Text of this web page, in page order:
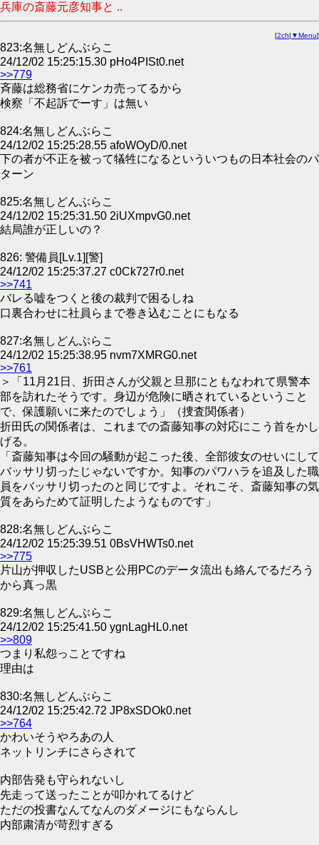
兵庫の斎藤元彦知事と ..
[2ch| ▼Menu]
823:名無しどんぶらこ
24/12/02 15:25:15.30 pHo4PISt0.net
>>779
斉藤は総務省にケンカ売ってるから
検察「不起訴でーす」は無い
824:名無しどんぶらこ
24/12/02 15:25:28.55 afoWOyD/0.net
下の者が不正を被って犠牲になるといういつもの日本社会のパ
ターン
825:名無しどんぶらこ
24/12/02 15:25:31.50 2iUXmpvG0.net
結局誰が正しいの？
826: 警備員[Lv.1][警]
24/12/02 15:25:37.27 c0Ck727r0.net
>>741
バレる嘘をつくと後の裁判で困るしね
口裏合わせに社員らまで巻き込むことにもなる
827:名無しどんぶらこ
24/12/02 15:25:38.95 nvm7XMRG0.net
>>761
＞「11月21日、折田さんが父親と旦那にともなわれて県警本
部を訪れたそうです。身辺が危険に晒されているということ
で、保護願いに来たのでしょう」（捜査関係者）
折田氏の関係者は、これまでの斎藤知事の対応にこう首をかし
げる。
「斎藤知事は今回の騒動が起こった後、全部彼女のせいにして
バッサリ切ったじゃないですか。知事のパワハラを追及した職
員をバッサリ切ったのと同じですよ。それこそ、斎藤知事の気
質をあらためて証明したようなものです」
828:名無しどんぶらこ
24/12/02 15:25:39.51 0BsVHWTs0.net
>>775
片山が押収したUSBと公用PCのデータ流出も絡んでるだろう
から真っ黒
829:名無しどんぶらこ
24/12/02 15:25:41.50 ygnLagHL0.net
>>809
つまり私怨っことですね
理由は
830:名無しどんぶらこ
24/12/02 15:25:42.72 JP8xSDOk0.net
>>764
かわいそうやろあの人
ネットリンチにさらされて
内部告発も守られないし
先走って送ったことが叩かれてるけど
ただの投書なんてなんのダメージにもならんし
内部粛清が苛烈すぎる